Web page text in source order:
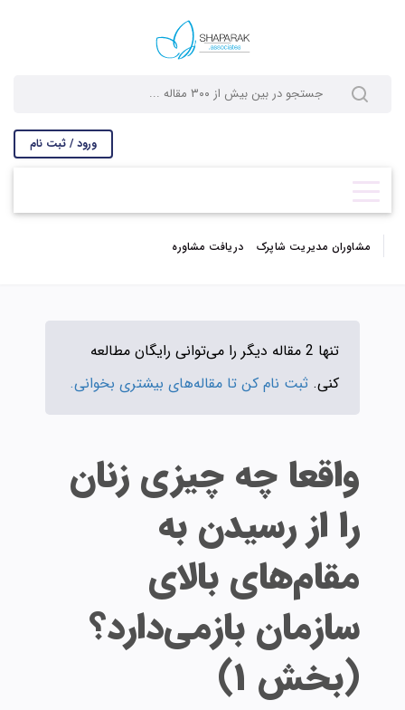
ورود / ثبت نام
مشاوران مدیریت شاپرک دریافت مشاوره
تنها 2 مقاله دیگر را می‌توانی رایگان مطالعه
کنی. ثبت نام کن تا مقاله‌های بیشتری بخوانی.
واقعا چه چیزی زنان
را از رسیدن به
مقام‌های بالای
سازمان بازمی‌دارد؟
(بخش ۱)